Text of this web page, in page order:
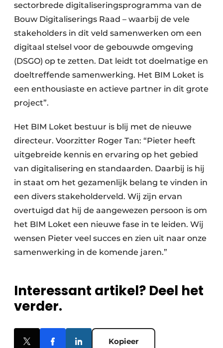
sectorbrede digitaliseringsprogramma van de
Bouw Digitaliserings Raad – waarbij de vele
stakeholders in dit veld samenwerken om een
digitaal stelsel voor de gebouwde omgeving
(DSGO) op te zetten. Dat leidt tot doelmatige en
doeltreffende samenwerking. Het BIM Loket is
een enthousiaste en actieve partner in dit grote
project”.
Het BIM Loket bestuur is blij met de nieuwe
directeur. Voorzitter Roger Tan: “Pieter heeft
uitgebreide kennis en ervaring op het gebied
van digitalisering en standaarden. Daarbij is hij
in staat om het gezamenlijk belang te vinden in
een divers stakeholderveld. Wij zijn ervan
overtuigd dat hij de aangewezen persoon is om
het BIM Loket een nieuwe fase in te leiden. Wij
wensen Pieter veel succes en zien uit naar onze
samenwerking in de komende jaren.”
Interessant artikel? Deel het
verder.
Kopieer